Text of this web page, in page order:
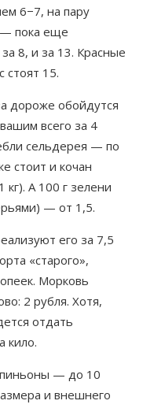
6−7, на пару
— пока еще
8, и за 13. Красные
стоят 15.
дороже обойдутся
всего за 4
сельдерея — по
стоит и кочан
А 100 г зелени
— от 1,5.
его за 7,5
«старого»,
Морковь
2 рубля. Хотя,
отдать
кило.
— до 10
и внешнего